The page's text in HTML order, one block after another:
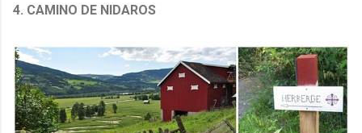
4. CAMINO DE NIDAROS